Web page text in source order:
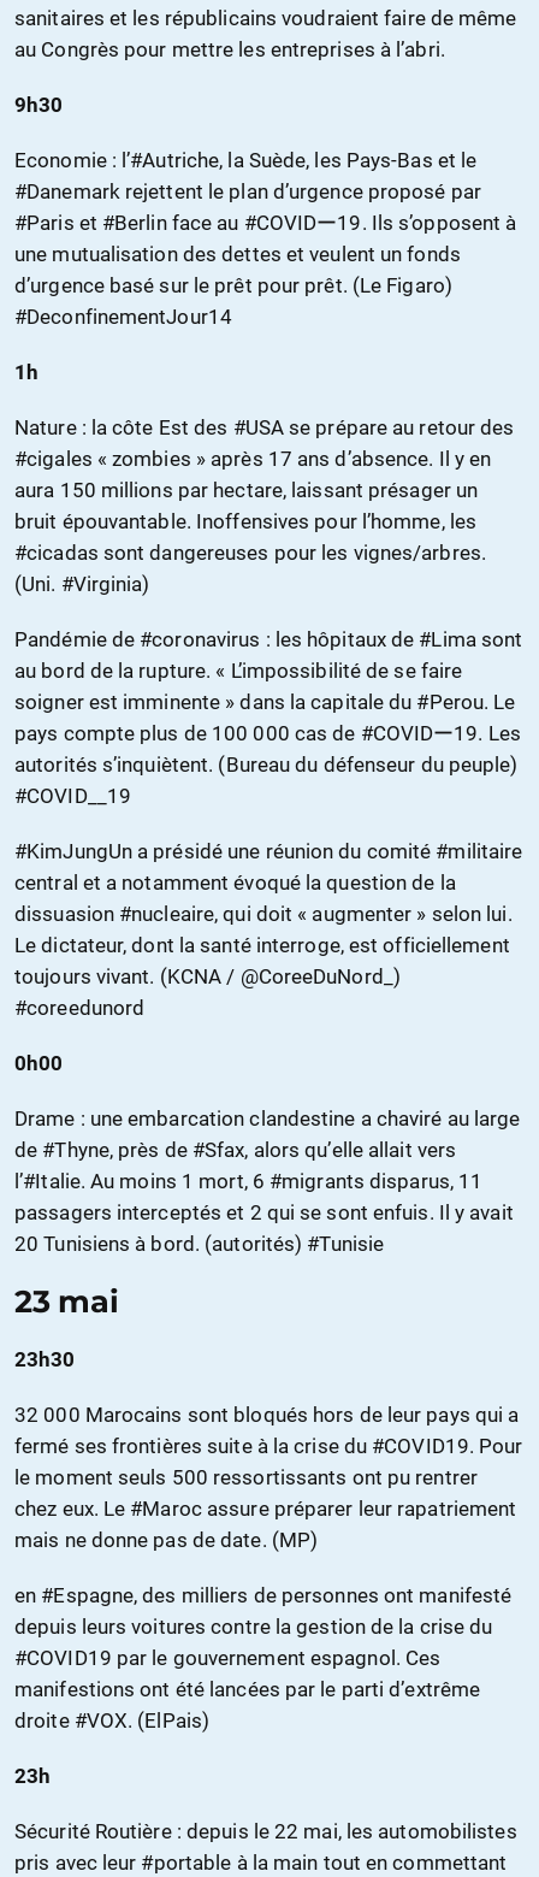
sanitaires et les républicains voudraient faire de même
au Congrès pour mettre les entreprises à l’abri.
9h30
Economie : l’#Autriche, la Suède, les Pays-Bas et le
#Danemark rejettent le plan d’urgence proposé par
#Paris et #Berlin face au #COVIDー19. Ils s’opposent à
une mutualisation des dettes et veulent un fonds
d’urgence basé sur le prêt pour prêt. (Le Figaro)
#DeconfinementJour14
1h
Nature : la côte Est des #USA se prépare au retour des
#cigales « zombies » après 17 ans d’absence. Il y en
aura 150 millions par hectare, laissant présager un
bruit épouvantable. Inoffensives pour l’homme, les
#cicadas sont dangereuses pour les vignes/arbres.
(Uni. #Virginia)
Pandémie de #coronavirus : les hôpitaux de #Lima sont
au bord de la rupture. « L’impossibilité de se faire
soigner est imminente » dans la capitale du #Perou. Le
pays compte plus de 100 000 cas de #COVIDー19. Les
autorités s’inquiètent. (Bureau du défenseur du peuple)
#COVID__19
#KimJungUn a présidé une réunion du comité #militaire
central et a notamment évoqué la question de la
dissuasion #nucleaire, qui doit « augmenter » selon lui.
Le dictateur, dont la santé interroge, est officiellement
toujours vivant. (KCNA / @CoreeDuNord_)
#coreedunord
0h00
Drame : une embarcation clandestine a chaviré au large
de #Thyne, près de #Sfax, alors qu’elle allait vers
l’#Italie. Au moins 1 mort, 6 #migrants disparus, 11
passagers interceptés et 2 qui se sont enfuis. Il y avait
20 Tunisiens à bord. (autorités) #Tunisie
23 mai
23h30
32 000 Marocains sont bloqués hors de leur pays qui a
fermé ses frontières suite à la crise du #COVID19. Pour
le moment seuls 500 ressortissants ont pu rentrer
chez eux. Le #Maroc assure préparer leur rapatriement
mais ne donne pas de date. (MP)
en #Espagne, des milliers de personnes ont manifesté
depuis leurs voitures contre la gestion de la crise du
#COVID19 par le gouvernement espagnol. Ces
manifestions ont été lancées par le parti d’extrême
droite #VOX. (ElPais)
23h
Sécurité Routière : depuis le 22 mai, les automobilistes
pris avec leur #portable à la main tout en commettant